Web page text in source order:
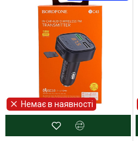
Немає в наявності